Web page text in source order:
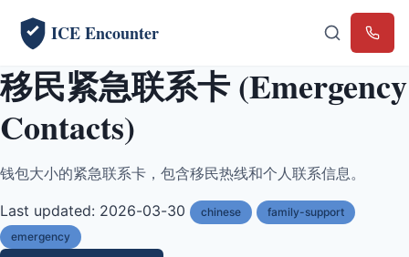
ICE Encounter
移民紧急联系卡 (Emergency
Contacts)
钱包大小的紧急联系卡，包含移民热线和个人联系信息。
Last updated: 2026-03-30 chinese
family-support
emergency